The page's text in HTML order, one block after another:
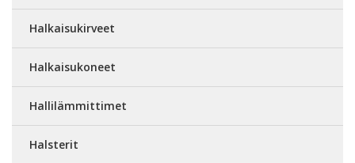
Halkaisukirveet
Halkaisukoneet
Hallilämmittimet
Halsterit